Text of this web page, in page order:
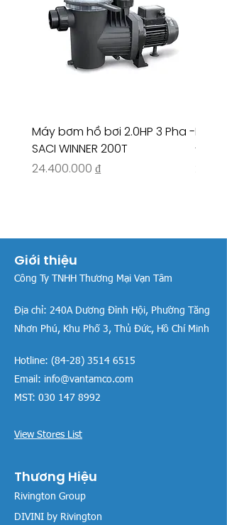
Máy bơm hồ bơi 2.0HP 3 Pha -
SACI WINNER 200T
Giá
24.400.000 ₫
Máy
-
Giới thiệu
Công Ty TNHH Thương Mại Vạn Tâm
Địa chỉ: 240A Dương Đình Hội, Phường Tăng
Nhơn Phú, Khu Phố 3, Thủ Đức, Hồ Chí Minh
Hotline: (84-28) 3514 6515
Email: info@vantamco.com
MST: 030 147 8992
View Stores List
Thương Hiệu
Rivington Group
DIVINI by Rivington